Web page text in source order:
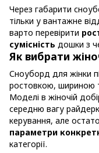
Через габарити
тільки у вантажне
варто перевірити
сумісність дошки з
Як вибрати
Сноуборд для жінки
ростовкою, шириною
Моделі в жіночій
середню вагу
керування, але
параметри
категорії.